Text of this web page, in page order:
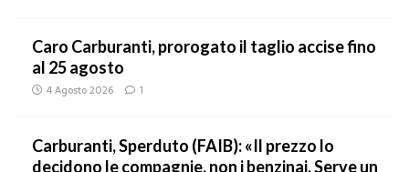
Caro Carburanti, prorogato il taglio accise fino
al 25 agosto
4 Agosto 2026 1
Carburanti, Sperduto (FAIB): «Il prezzo lo
decidono le compagnie, non i benzinai. Serve un